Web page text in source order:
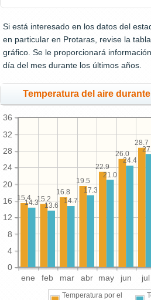
Si está interesado en los datos del
en particular en Protaras, revise la
gráfico. Se le proporcionará
día del mes durante los últimos años.
Temperatura del aire
ene feb mar abr may jun jul
0
4
8
12
16
20
24
28
32
36
28.7
26.0
22.9
19.5
16.8
15.2
15.4
24.4
21.0
17.3
14.7
13.6
14.3
Temperatura por el